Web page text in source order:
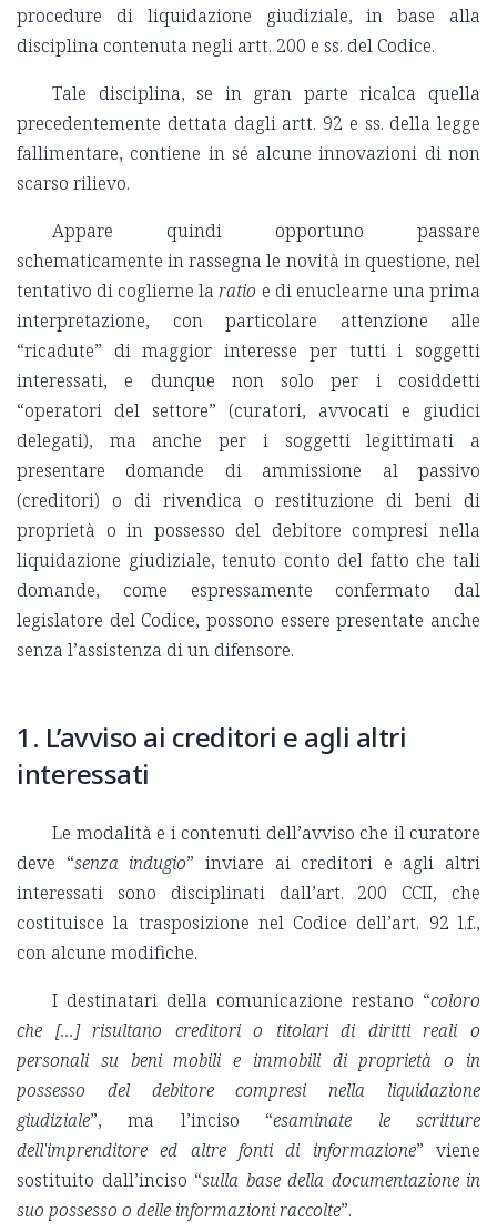
procedure di liquidazione giudiziale, in base alla
disciplina contenuta negli artt. 200 e ss. del Codice.
Tale disciplina, se in gran parte ricalca quella
precedentemente dettata dagli artt. 92 e ss. della legge
fallimentare, contiene in sé alcune innovazioni di non
scarso rilievo.
Appare quindi opportuno passare
schematicamente in rassegna le novità in questione, nel
tentativo di coglierne laratio e di enuclearne una prima
interpretazione, con particolare attenzione alle
“ricadute” di maggior interesse per tutti i soggetti
interessati, e dunque non solo per i cosiddetti
“operatori del settore” (curatori, avvocati e giudici
delegati), ma anche per i soggetti legittimati a
presentare domande di ammissione al passivo
(creditori) o di rivendica o restituzione di beni di
proprietà o in possesso del debitore compresi nella
liquidazione giudiziale, tenuto conto del fatto che tali
domande, come espressamente confermato dal
legislatore del Codice, possono essere presentate anche
senza l’assistenza di un difensore.
1. L’avviso ai creditori e agli altri
interessati
Le modalità e i contenuti dell’avviso che il curatore
deve “senza indugio” inviare ai creditori e agli altri
interessati sono disciplinati dall’art. 200 CCII, che
costituisce la trasposizione nel Codice dell’art. 92 l.f.,
con alcune modifiche.
I destinatari della comunicazione restano “coloro
che [...] risultano creditori o titolari di diritti reali o
personali su beni mobili e immobili di proprietà o in
possesso del debitore compresi nella liquidazione
giudiziale”, ma l’inciso “esaminate le scritture
dell'imprenditore ed altre fonti di informazione” viene
sostituito dall’inciso “sulla base della documentazione in
suo possesso o delle informazioni raccolte”.